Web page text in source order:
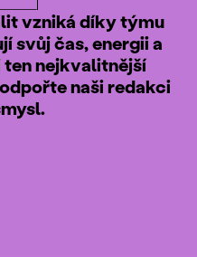
vzniká díky týmu
svůj čas, energii a
ten nejkvalitnější
naši redakci